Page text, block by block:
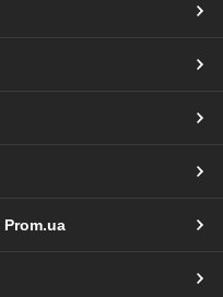
Prom.ua